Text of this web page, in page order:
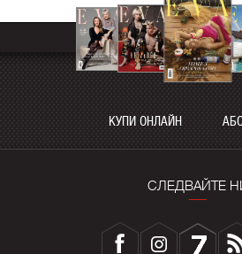
КУПИ ОНЛАЙН
СЛЕДВАЙТЕ